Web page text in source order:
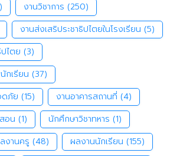
งานวิชาการ (250)
งานส่งเสริประชาธิปไตยในโรงเรียน (5)
ไตย (3)
กเรียน (37)
ดภัย (15) งานอาคารสถานที่ (4)
อน (1) นักศึกษาวิชาทหาร (1)
งานครู (48) ผลงานนักเรียน (155)